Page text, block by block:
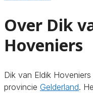
Over Dik
Hoveniers
Dik van Eldik Hoveniers
provincie Gelderland.